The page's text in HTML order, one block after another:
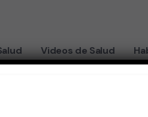
Videos de Salud